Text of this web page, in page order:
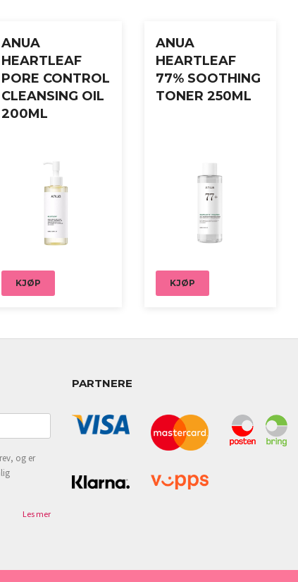
ANUA
HEARTLEAF
PORE CONTROL
CLEANSING OIL
200ML
KJØP
ANUA
HEARTLEAF
77% SOOTHING
TONER 250ML
KJØP
og er
Les mer
PARTNERE